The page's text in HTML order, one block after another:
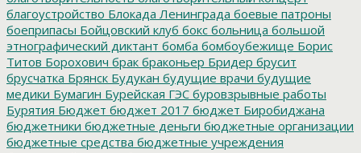
благоустройство Блокада Ленинграда боевые патроны
боеприпасы Бойцовский клуб бокс больница большой
этнографический диктант бомба бомбоубежище Борис
Титов Борохович брак браконьер Бридер брусит
брусчатка Брянск Будукан будущие врачи будущие
медики Бумагин Бурейская ГЭС буровзрывные работы
Бурятия Бюджет бюджет 2017 бюджет Биробиджана
бюджетники бюджетные деньги бюджетные организации
бюджетные средства бюджетные учреждения